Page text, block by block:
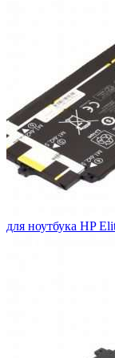
для ноутбука HP